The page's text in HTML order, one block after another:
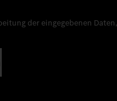
der eingegebenen